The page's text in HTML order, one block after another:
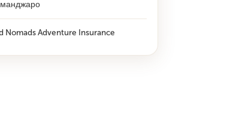
Nomads Adventure Insurance